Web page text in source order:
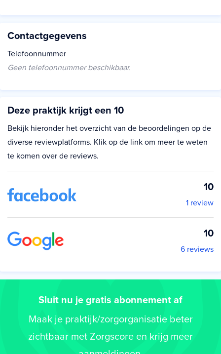
Contactgegevens
Telefoonnummer
Geen telefoonnummer beschikbaar.
Deze praktijk krijgt een 10
Bekijk hieronder het overzicht van de beoordelingen op de
diverse reviewplatforms. Klik op de link om meer te weten
te komen over de reviews.
10
1 review
10
6 reviews
Sluit nu je gratis abonnement af
Maak je praktijk/zorgorganisatie beter
zichtbaar met Zorgscore en krijg meer